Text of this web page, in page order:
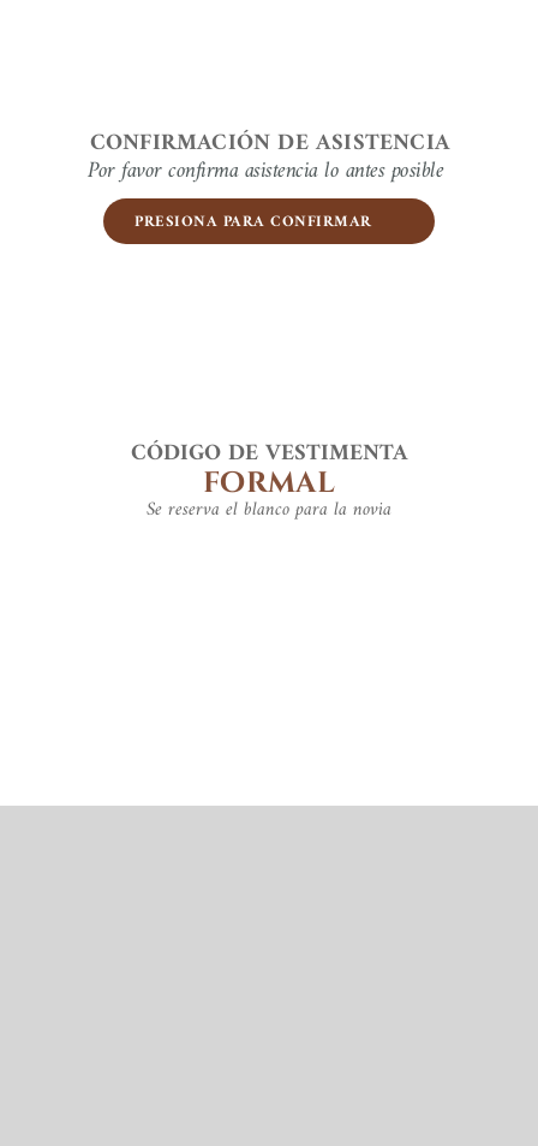
CONFIRMACIÓN DE ASISTENCIA
Por favor confirma asistencia lo antes posible
PRESIONA PARA CONFIRMAR
CÓDIGO DE VESTIMENTA
formal
Se reserva el blanco para la novia